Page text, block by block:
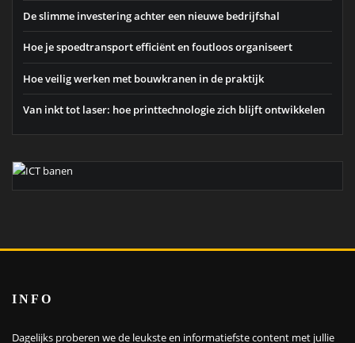
De slimme investering achter een nieuwe bedrijfshal
Hoe je spoedtransport efficiënt en foutloos organiseert
Hoe veilig werken met bouwkranen in de praktijk
Van inkt tot laser: hoe printtechnologie zich blijft ontwikkelen
INFO
Dagelijks proberen we de leukste en informatiefste content met jullie